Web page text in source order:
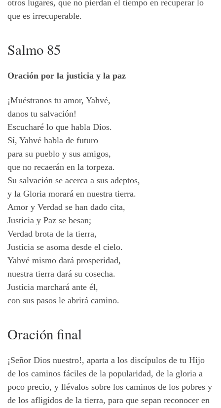
otros lugares, que no pierdan el tiempo en recuperar lo
que es irrecuperable.
Salmo 85
Oración por la justicia y la paz
¡Muéstranos tu amor, Yahvé,
danos tu salvación!
Escucharé lo que habla Dios.
Sí, Yahvé habla de futuro
para su pueblo y sus amigos,
que no recaerán en la torpeza.
Su salvación se acerca a sus adeptos,
y la Gloria morará en nuestra tierra.
Amor y Verdad se han dado cita,
Justicia y Paz se besan;
Verdad brota de la tierra,
Justicia se asoma desde el cielo.
Yahvé mismo dará prosperidad,
nuestra tierra dará su cosecha.
Justicia marchará ante él,
con sus pasos le abrirá camino.
Oración final
¡Señor Dios nuestro!, aparta a los discípulos de tu Hijo
de los caminos fáciles de la popularidad, de la gloria a
poco precio, y llévalos sobre los caminos de los pobres y
de los afligidos de la tierra, para que sepan reconocer en